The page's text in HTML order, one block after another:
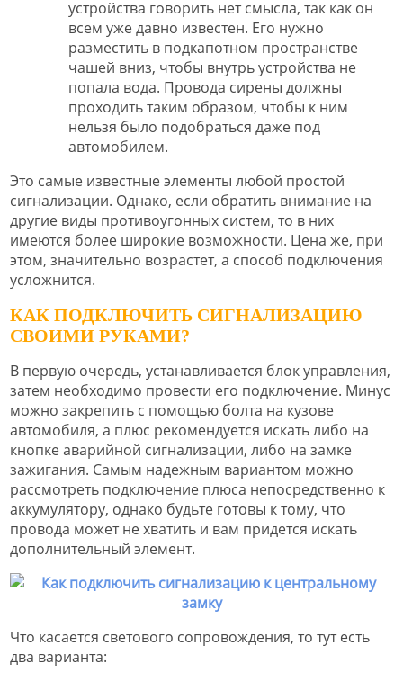
устройства говорить нет смысла, так как он
всем уже давно известен. Его нужно
разместить в подкапотном пространстве
чашей вниз, чтобы внутрь устройства не
попала вода. Провода сирены должны
проходить таким образом, чтобы к ним
нельзя было подобраться даже под
автомобилем.
Это самые известные элементы любой простой
сигнализации. Однако, если обратить внимание на
другие виды противоугонных систем, то в них
имеются более широкие возможности. Цена же, при
этом, значительно возрастет, а способ подключения
усложнится.
КАК ПОДКЛЮЧИТЬ СИГНАЛИЗАЦИЮ
СВОИМИ РУКАМИ?
В первую очередь, устанавливается блок управления,
затем необходимо провести его подключение. Минус
можно закрепить с помощью болта на кузове
автомобиля, а плюс рекомендуется искать либо на
кнопке аварийной сигнализации, либо на замке
зажигания. Самым надежным вариантом можно
рассмотреть подключение плюса непосредственно к
аккумулятору, однако будьте готовы к тому, что
провода может не хватить и вам придется искать
дополнительный элемент.
Что касается светового сопровождения, то тут есть
два варианта: